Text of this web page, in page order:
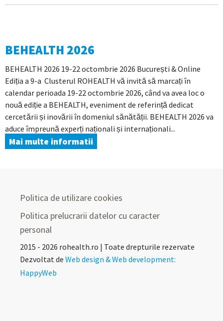
BEHEALTH 2026
BEHEALTH 2026 19-22 octombrie 2026 București & Online
Ediția a 9-a Clusterul ROHEALTH vă invită să marcați în
calendar perioada 19-22 octombrie 2026, când va avea loc o
nouă ediție a BEHEALTH, eveniment de referință dedicat
cercetării și inovării în domeniul sănătății. BEHEALTH 2026 va
aduce împreună experți naționali și internaționali...
Mai multe informatii
2015 - 2026 rohealth.ro | Toate drepturile rezervate
Dezvoltat de Web design & Web development:
HappyWeb
Politica de utilizare cookies
Politica prelucrarii datelor cu caracter
personal